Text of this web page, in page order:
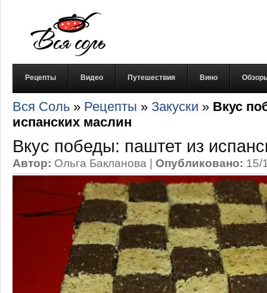
Рецепты Видео Путешествия Вино
Вся Соль » Рецепты » Закуски » Вкус
испанских маслин
Вкус победы: паштет из
Автор: Ольга Бакланова | Опубликовано: 15/